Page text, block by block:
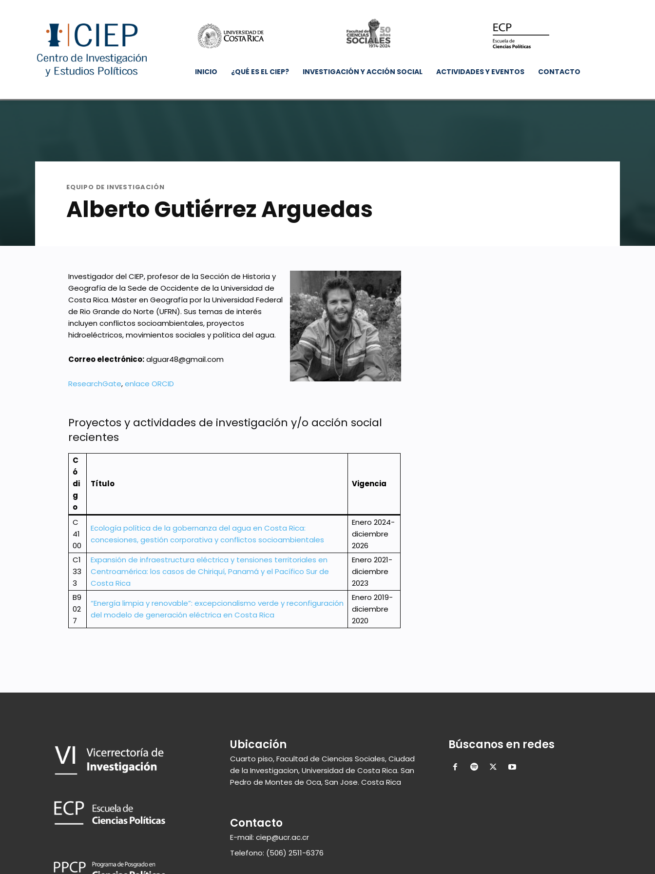
INICIO ¿QUÉ ES EL CIEP? INVESTIGACIÓN Y ACCIÓN SOCIAL ACTIVIDADES Y EVENTOS CONTACTO
EQUIPO DE INVESTIGACIÓN
Alberto Gutiérrez Arguedas
Investigador del CIEP, profesor de la Sección de Historia y
Geografía de la Sede de Occidente de la Universidad de
Costa Rica. Máster en Geografía por la Universidad Federal
de Rio Grande do Norte (UFRN). Sus temas de interés
incluyen conflictos socioambientales, proyectos
hidroeléctricos, movimientos sociales y política del agua.
Correo electrónico:alguar48@gmail.com
ResearchGate,enlace ORCID
Proyectos y actividades de investigación y/o acción social
recientes
C
ó
di
g
o
Título Vigencia
C
41
00
Ecología política de la gobernanza del agua en Costa Rica:
concesiones, gestión corporativa y conflictos socioambientales
Enero 2024-
diciembre
2026
C1
33
3
Expansión de infraestructura eléctrica y tensiones territoriales en
Centroamérica: los casos de Chiriquí, Panamá y el Pacífico Sur de
Costa Rica
Enero 2021-
diciembre
2023
B9
02
7
“Energía limpia y renovable”: excepcionalismo verde y reconfiguración
del modelo de generación eléctrica en Costa Rica
Enero 2019-
diciembre
2020
Ubicación
Cuarto piso, Facultad de Ciencias Sociales, Ciudad
de la Investigacion, Universidad de Costa Rica. San
Pedro de Montes de Oca, San Jose. Costa Rica
Contacto
E-mail: ciep@ucr.ac.cr
Telefono: (506) 2511-6376
Búscanos en redes